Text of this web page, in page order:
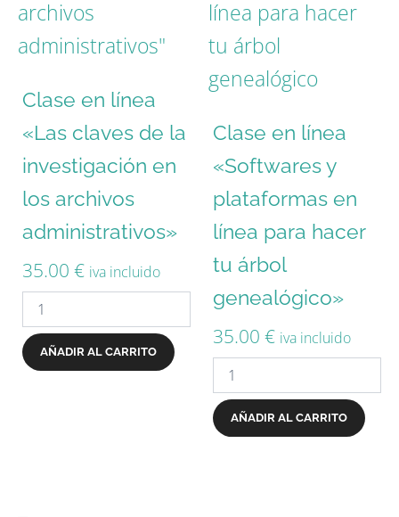
Clase en línea
«Las claves de la
investigación en
los archivos
administrativos»
35.00 € iva incluido
AÑADIR AL CARRITO
Clase en línea
«Softwares y
plataformas en
línea para hacer
tu árbol
genealógico»
35.00 € iva incluido
AÑADIR AL CARRITO